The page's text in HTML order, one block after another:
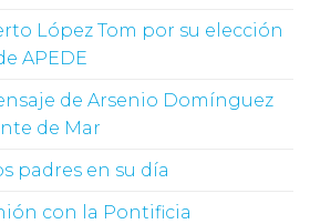
López Tom por su elección
APEDE
de Arsenio Domínguez
de Mar
padres en su día
con la Pontificia